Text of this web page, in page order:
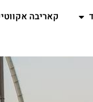
קאריבה